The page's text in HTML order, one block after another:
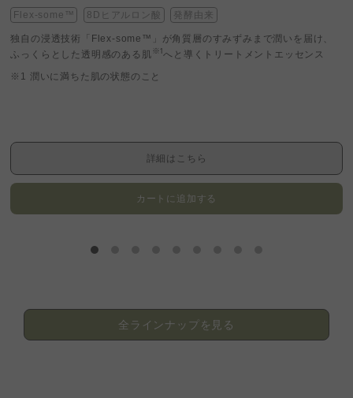
Flex-some™ 8Dヒアルロン酸 発酵由来
独自の浸透技術「Flex-some™」が角質層のすみずみまで潤いを届け、
ふっくらとした透明感のある肌 ※1 へと導くトリートメントエッセンス
※1 潤いに満ちた肌の状態のこと
詳細はこちら
カートに追加する
全ラインナップを見る